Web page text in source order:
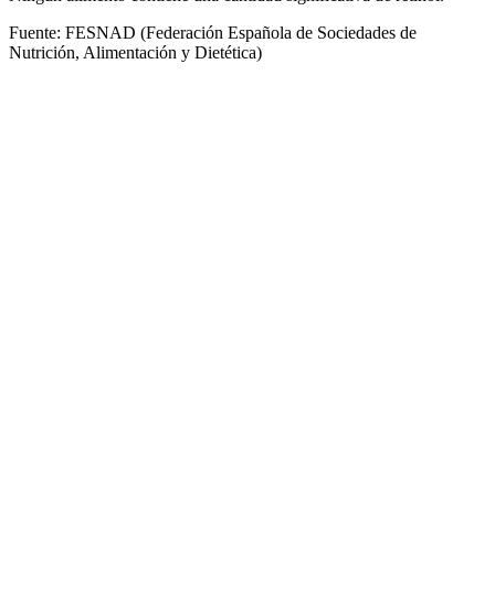
Fuente: FESNAD (Federación Española de Sociedades de
Nutrición, Alimentación y Dietética)